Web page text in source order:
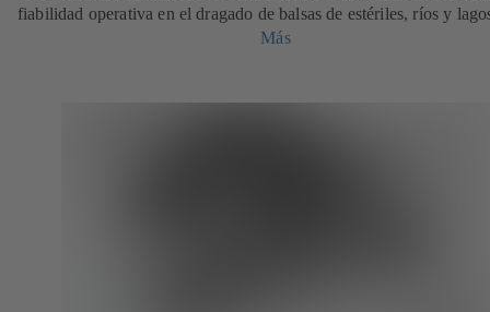
fiabilidad operativa en el dragado de balsas de estériles, ríos y
Más